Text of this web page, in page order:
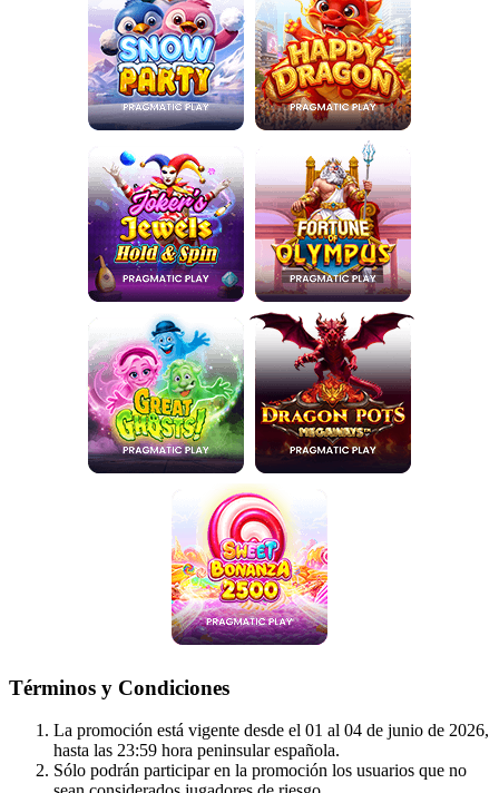
Términos y Condiciones
La promoción está vigente desde el 01 al 04 de junio de 2026,
hasta las 23:59 hora peninsular española.
Sólo podrán participar en la promoción los usuarios que no